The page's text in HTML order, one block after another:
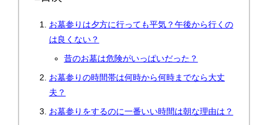
お墓参りは夕方に行っても平気？午後から行くの
は良くない？
昔のお墓は危険がいっぱいだった？
お墓参りの時間帯は何時から何時までなら大丈
夫？
お墓参りをするのに一番いい時間は朝な理由は？